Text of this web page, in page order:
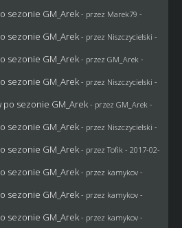
sezonie GM_Arek - przez Marek79 -
sezonie GM_Arek - przez Niszczycielski -
sezonie GM_Arek - przez GM_Arek -
sezonie GM_Arek - przez Niszczycielski -
po sezonie GM_Arek - przez GM_Arek -
sezonie GM_Arek - przez Niszczycielski -
sezonie GM_Arek - przezTofik - 2017-02-
sezonie GM_Arek - przez kamykov-
sezonie GM_Arek - przez kamykov-
sezonie GM_Arek - przez kamykov-